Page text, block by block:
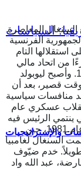
والإستراتيجيات
السنغال المعاصرة
الفرنسية
على استقلالها التام
جزءًا من اتحاد مالي
حتى انفصال الأخيرة عنها في أغسطس/آب 1960. وأصبح ليوبولد
قصير، بعد أن
منافسات سياسية
عسكري عام
ينتمي الرئيس فيه
إلى السلطة التنفيذية. وبقي سنغور رئيسًا حتى عام 1981، حين
لخلافته. وفي عام 1982، انضمت السنغال لغامبيا
طويلاً. خدم ضيّوف
عبد الله واد